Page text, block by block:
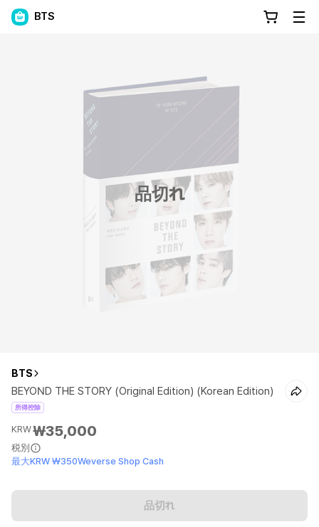
BTS
品切れ
BTS
BEYOND THE STORY (Original Edition) (Korean Edition)
所得控除
KRW₩35,000
税別
最大KRW ₩350Weverse Shop Cash
品切れ